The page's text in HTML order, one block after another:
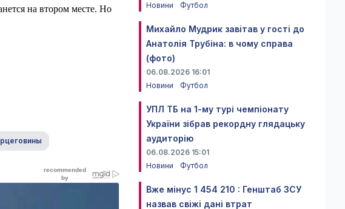
на втором месте. Но
Новини
Футбол
Михайло Мудрик завітав у гості до
Анатолія Трубіна: в чому справа
(фото)
06.08.2026 16:01
Новини
Футбол
УПЛ ТБ на 1-му турі чемпіонату
України зібрав рекордну глядацьку
аудиторію
06.08.2026 15:01
Новини
Футбол
Вже мінус 1 454 210 : Генштаб ЗСУ
назвав свіжі дані втрат